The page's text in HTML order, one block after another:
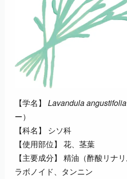
【学名】 Lavandula angustifolia
ー）
【科名】 シソ科
【使用部位】 花、茎葉
【主要成分】 精油（酢酸リナ
ラボノイド、タンニン